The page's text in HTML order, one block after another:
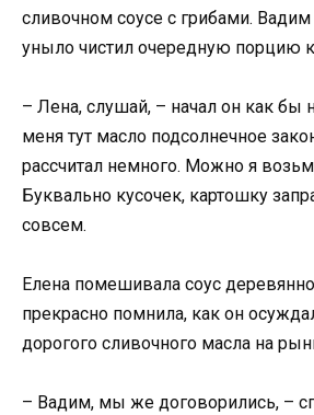
сливочном соусе с грибами.
уныло чистил очередную порцию
– Лена, слушай, – начал он как бы
меня тут масло подсолнечное
рассчитал немного. Можно я
Буквально кусочек, картошку
совсем.
Елена помешивала соус
прекрасно помнила, как он
дорогого сливочного масла на
– Вадим, мы же договорились, –